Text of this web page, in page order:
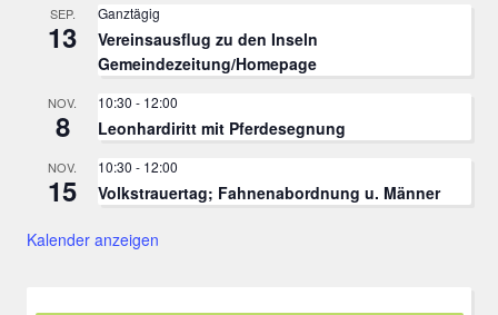
SEP.
13
Ganztägig
Vereinsausflug zu den Inseln
Gemeindezeitung/Homepage
NOV.
8
10:30 - 12:00
Leonhardiritt mit Pferdesegnung
NOV.
15
10:30 - 12:00
Volkstrauertag; Fahnenabordnung u. Männer
Kalender anzeigen